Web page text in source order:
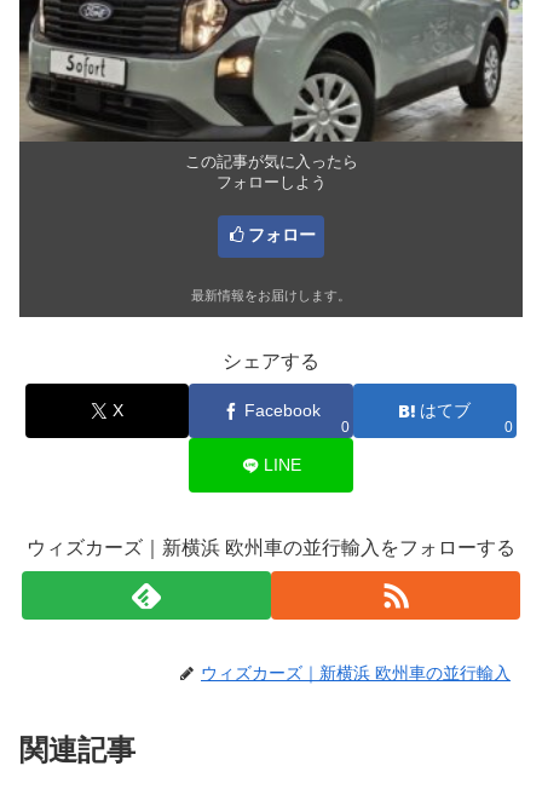
この記事が気に入ったら
フォローしよう
フォロー
最新情報をお届けします。
シェアする
X Facebook
0
はてブ
0
LINE
ウィズカーズ｜新横浜 欧州車の並行輸入をフォローする
ウィズカーズ｜新横浜 欧州車の並行輸入
関連記事